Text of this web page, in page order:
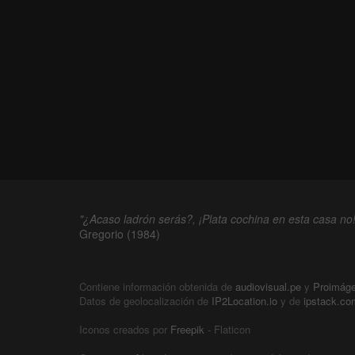
"¿Acaso ladrón serás?, ¡Plata cochina en esta casa
Gregorio (1984)
Contiene información obtenida de audiovisual.pe y
Datos de geolocalización de IP2Location.io y de
Iconos creados por Freepik - Flaticon